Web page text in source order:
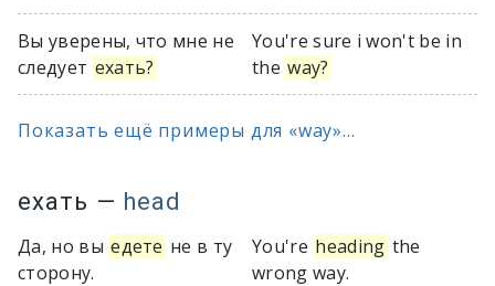
Вы уверены, что мне не
следует ехать?
You're sure i won't be in
the way?
Показать ещё примеры для «way»...
ехать — head
Да, но вы едете не в ту
сторону.
You're heading the
wrong way.